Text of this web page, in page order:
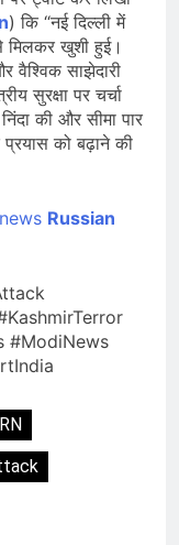
) कि “नई दिल्ली में
मिलकर खुशी हुई।
वैश्विक साझेदारी
सुरक्षा पर चर्चा
की और सीमा पार
को बढ़ाने की
Russian
#ModiNews